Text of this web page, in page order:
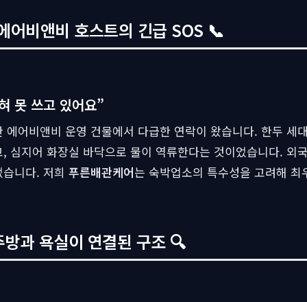
어비앤비 호스트의 긴급 SOS 📞
못 쓰고 있어요”
에어비앤비 운영 건물에서 다급한 연락이 왔습니다. 한두 세
심지어 화장실 바닥으로 물이 역류한다는 것이었습니다. 외
니다. 저희 푸른배관케어는 숙박업소의 특수성을 고려해
과 욕실이 연결된 구조 🔍